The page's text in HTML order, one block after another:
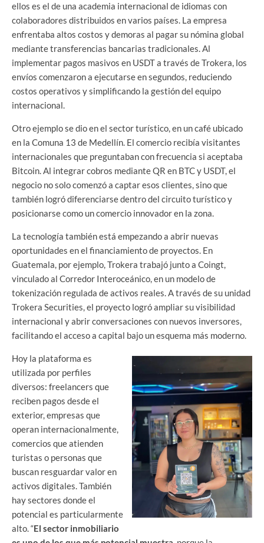
ellos es el de una academia internacional de idiomas con
colaboradores distribuidos en varios países. La empresa
enfrentaba altos costos y demoras al pagar su nómina global
mediante transferencias bancarias tradicionales. Al
implementar pagos masivos en USDT a través de Trokera, los
envíos comenzaron a ejecutarse en segundos, reduciendo
costos operativos y simplificando la gestión del equipo
internacional.
Otro ejemplo se dio en el sector turístico, en un café ubicado
en la Comuna 13 de Medellín. El comercio recibía visitantes
internacionales que preguntaban con frecuencia si aceptaba
Bitcoin. Al integrar cobros mediante QR en BTC y USDT, el
negocio no solo comenzó a captar esos clientes, sino que
también logró diferenciarse dentro del circuito turístico y
posicionarse como un comercio innovador en la zona.
La tecnología también está empezando a abrir nuevas
oportunidades en el financiamiento de proyectos. En
Guatemala, por ejemplo, Trokera trabajó junto a Coingt,
vinculado al Corredor Interoceánico, en un modelo de
tokenización regulada de activos reales. A través de su unidad
Trokera Securities, el proyecto logró ampliar su visibilidad
internacional y abrir conversaciones con nuevos inversores,
facilitando el acceso a capital bajo un esquema más moderno.
Hoy la plataforma es
utilizada por perfiles
diversos: freelancers que
reciben pagos desde el
exterior, empresas que
operan internacionalmente,
comercios que atienden
turistas o personas que
buscan resguardar valor en
activos digitales. También
hay sectores donde el
potencial es particularmente
alto. “El sector inmobiliario